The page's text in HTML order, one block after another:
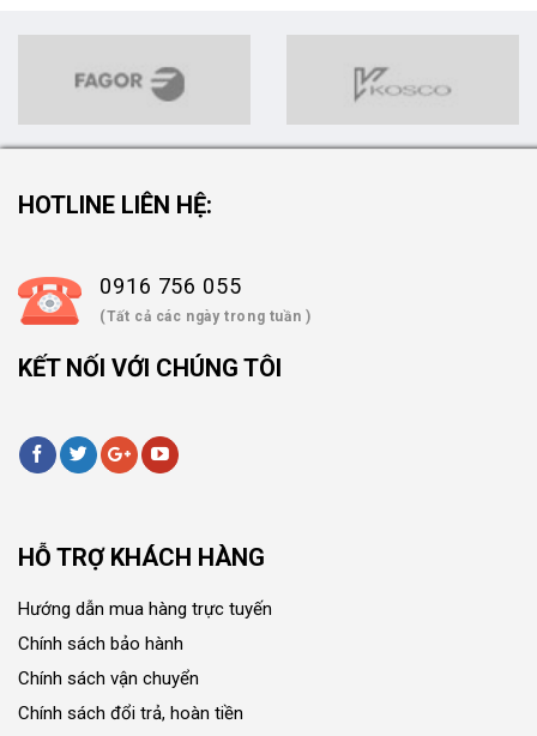
HOTLINE LIÊN HỆ:
0916 756 055
(Tất cả các ngày trong tuần )
KẾT NỐI VỚI CHÚNG TÔI
HỖ TRỢ KHÁCH HÀNG
Hướng dẫn mua hàng trực tuyến
Chính sách bảo hành
Chính sách vận chuyển
Chính sách đổi trả, hoàn tiền